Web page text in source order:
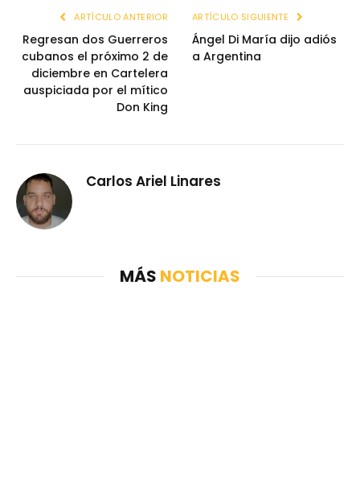
ARTÍCULO ANTERIOR
Regresan dos Guerreros
cubanos el próximo 2 de
diciembre en Cartelera
auspiciada por el mítico
Don King
ARTÍCULO SIGUIENTE
Ángel Di María dijo adiós
a Argentina
Carlos Ariel Linares
MÁS NOTICIAS